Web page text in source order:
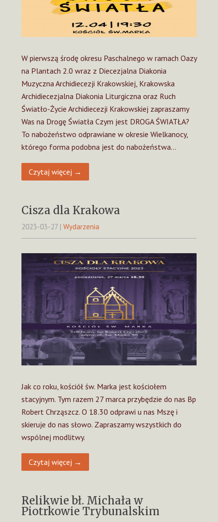
W pierwszą środę okresu Paschalnego w ramach Oazy
na Plantach 2.0 wraz z Diecezjalna Diakonia
Muzyczna Archidiecezji Krakowskiej, Krakowska
Archidiecezjalna Diakonia Liturgiczna oraz Ruch
Światło-Życie Archidiecezji Krakowskiej zapraszamy
Was na Drogę Światła Czym jest DROGA ŚWIATŁA?
To nabożeństwo odprawiane w okresie Wielkanocy,
którego forma podobna jest do nabożeństwa…
Czytaj więcej →
Cisza dla Krakowa
2023-03-27 | Wydarzenia
Jak co roku, kościół św. Marka jest kościołem
stacyjnym. Tym razem 27 marca przybędzie do nas Bp
Robert Chrząszcz. O 18.30 odprawi u nas Mszę i
skieruje do nas słowo. Zapraszamy wszystkich do
wspólnej modlitwy.
Czytaj więcej →
Relikwie bł. Michała w
Piotrkowie Trybunalskim